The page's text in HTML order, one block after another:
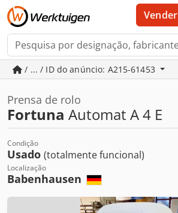
Vender
/ ... / ID do anúncio: A215-61453
Prensa de rolo
Fortuna Automat A 4 E
Condição
Usado (totalmente funcional)
Localização
Babenhausen